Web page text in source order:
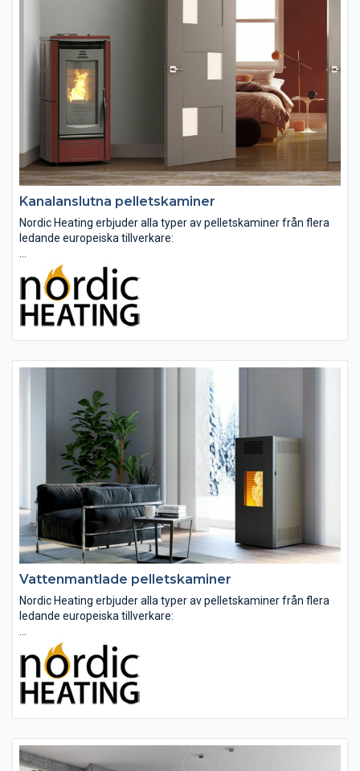
Kanalanslutna pelletskaminer
Nordic Heating erbjuder alla typer av pelletskaminer från flera
ledande europeiska tillverkare:
Pelletskaminer med direkt luftvärme
Pelletskaminer med kanalanslutning
Vattenmantlade pelletskaminer
Våra pelletskaminer...
Vattenmantlade pelletskaminer
Nordic Heating erbjuder alla typer av pelletskaminer från flera
ledande europeiska tillverkare:
Pelletskaminer med direkt luftvärme
Pelletskaminer med kanalanslutning
Vattenmantlade pelletskaminer
Våra pelletskaminer...